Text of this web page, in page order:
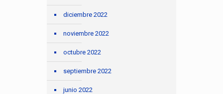
diciembre 2022
noviembre 2022
octubre 2022
septiembre 2022
junio 2022